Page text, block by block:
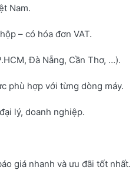
Nam.
– có hóa đơn VAT.
Đà Nẵng, Cần Thơ, …).
phù hợp với từng dòng máy.
lý, doanh nghiệp.
giá nhanh và ưu đãi tốt nhất.